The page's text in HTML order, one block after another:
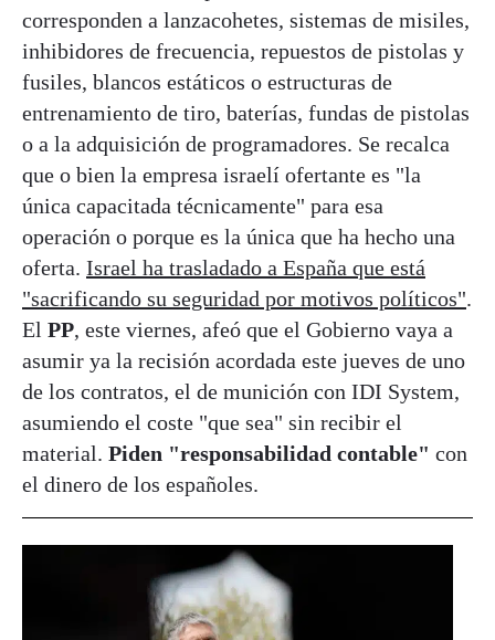
corresponden a lanzacohetes, sistemas de misiles,
inhibidores de frecuencia, repuestos de pistolas y
fusiles, blancos estáticos o estructuras de
entrenamiento de tiro, baterías, fundas de pistolas
o a la adquisición de programadores. Se recalca
que o bien la empresa israelí ofertante es "la
única capacitada técnicamente" para esa
operación o porque es la única que ha hecho una
oferta. Israel ha trasladado a España que está
"sacrificando su seguridad por motivos políticos".
El PP, este viernes, afeó que el Gobierno vaya a
asumir ya la recisión acordada este jueves de uno
de los contratos, el de munición con IDI System,
asumiendo el coste "que sea" sin recibir el
material. Piden "responsabilidad contable" con
el dinero de los españoles.